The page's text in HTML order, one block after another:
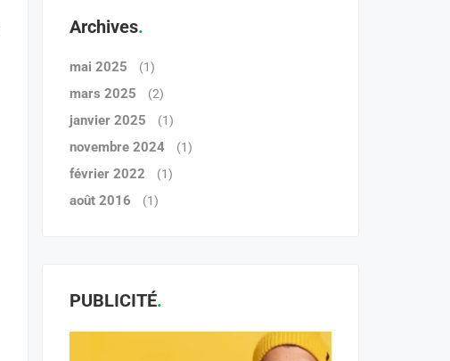
Archives
mai 2025 (1)
mars 2025 (2)
janvier 2025 (1)
novembre 2024 (1)
février 2022 (1)
août 2016 (1)
PUBLICITÉ